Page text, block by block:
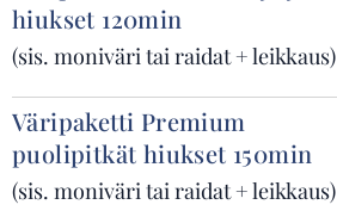
hiukset 120min
(sis. moniväri tai raidat + leikkaus)
Väripaketti Premium
puolipitkät hiukset 150min
(sis. moniväri tai raidat + leikkaus)